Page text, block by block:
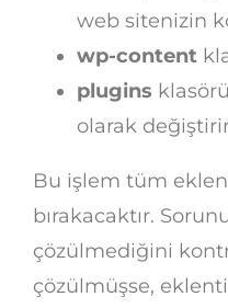
web sitenizin
wp-content
plugins
olarak
Bu işlem tüm
bırakacaktır.
çözülmediğini
çözülmüşse,